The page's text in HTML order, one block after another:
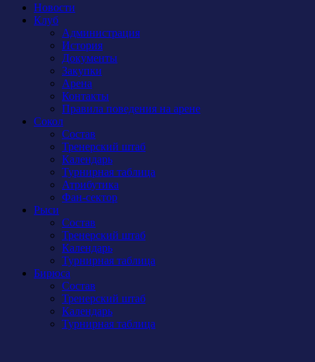
Новости
Клуб
Администрация
История
Документы
Закупки
Арена
Контакты
Правила поведения на арене
Сокол
Состав
Тренерский штаб
Календарь
Турнирная таблица
Атрибутика
Фан-сектор
Рыси
Состав
Тренерский штаб
Календарь
Турнирная таблица
Бирюса
Состав
Тренерский штаб
Календарь
Турнирная таблица